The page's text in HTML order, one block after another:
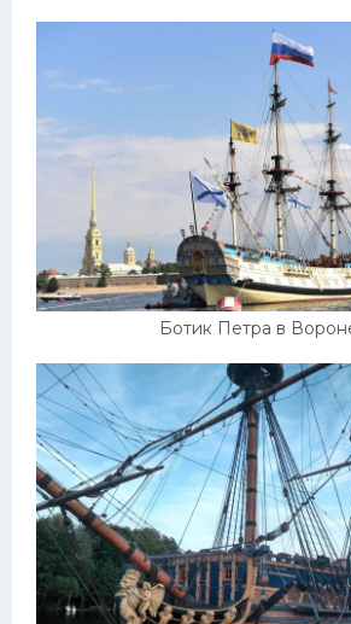
Ботик Петра в